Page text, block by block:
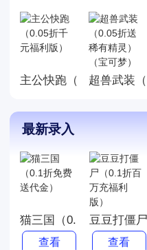
主公快跑（0.05折千元
超兽武装
最新录入
猫三国（0.1折免费送代
查看
豆豆打僵
查看